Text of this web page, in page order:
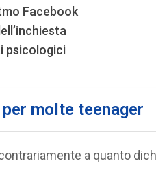
Facebook
psicologici
molte teenager
a quanto